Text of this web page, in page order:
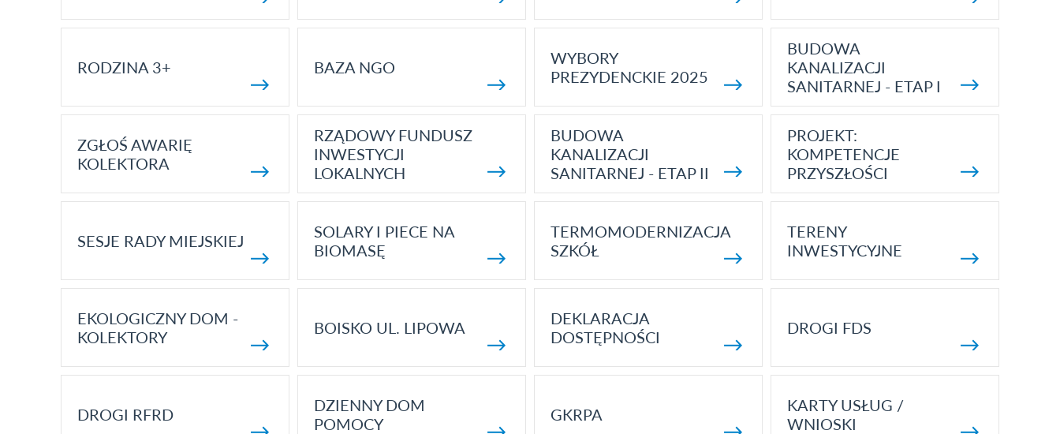
RODZINA 3+ BAZA NGO
WYBORY
PREZYDENCKIE 2025
BUDOWA
KANALIZACJI
SANITARNEJ - ETAP I
ZGŁOŚ AWARIĘ
KOLEKTORA
RZĄDOWY FUNDUSZ
INWESTYCJI
LOKALNYCH
BUDOWA
KANALIZACJI
SANITARNEJ - ETAP II
PROJEKT:
KOMPETENCJE
PRZYSZŁOŚCI
SESJE RADY MIEJSKIEJ
SOLARY I PIECE NA
BIOMASĘ
TERMOMODERNIZACJA
SZKÓŁ
TERENY
INWESTYCYJNE
EKOLOGICZNY DOM -
KOLEKTORY
BOISKO UL. LIPOWA
DEKLARACJA
DOSTĘPNOŚCI
DROGI FDS
DROGI RFRD
DZIENNY DOM
POMOCY
GKRPA
KARTY USŁUG /
WNIOSKI